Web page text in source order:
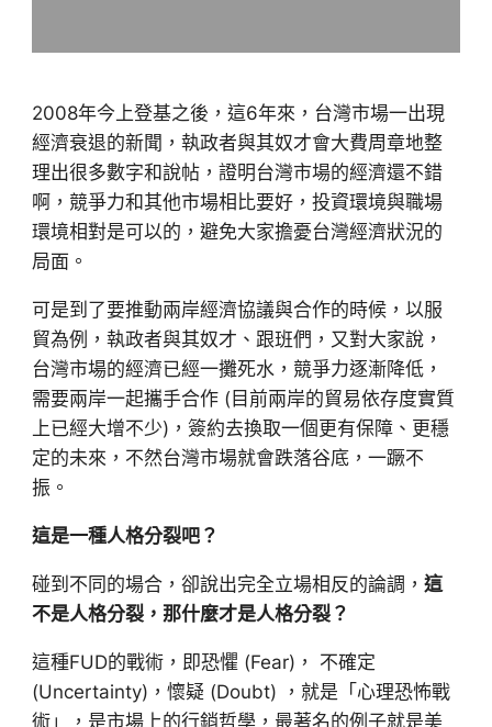
2008年今上登基之後，這6年來，台灣市場一出現
經濟衰退的新聞，執政者與其奴才會大費周章地整
理出很多數字和說帖，證明台灣市場的經濟還不錯
啊，競爭力和其他市場相比要好，投資環境與職場
環境相對是可以的，避免大家擔憂台灣經濟狀況的
局面。
可是到了要推動兩岸經濟協議與合作的時候，以服
貿為例，執政者與其奴才、跟班們，又對大家說，
台灣市場的經濟已經一攤死水，競爭力逐漸降低，
需要兩岸一起攜手合作 (目前兩岸的貿易依存度實質
上已經大增不少)，簽約去換取一個更有保障、更穩
定的未來，不然台灣市場就會跌落谷底，一蹶不
振。
這是一種人格分裂吧？
碰到不同的場合，卻說出完全立場相反的論調， 這
不是人格分裂，那什麼才是人格分裂？
這種FUD的戰術，即恐懼 (Fear)， 不確定
(Uncertainty)，懷疑 (Doubt) ，就是「心理恐怖戰
術」，是市場上的行銷哲學，最著名的例子就是美